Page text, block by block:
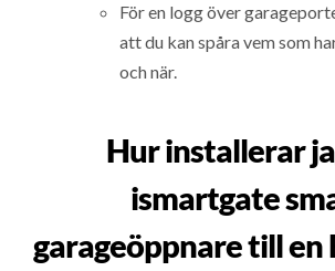
För en logg över
att du kan spåra vem som
och när.
Hur installerar
ismartgate
garageöppnare till en